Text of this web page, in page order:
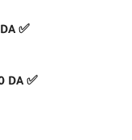
✅ Samsung M02 : 2/32 GB prix : 20.500 DA
✅ Samsung M31s : 6/128 GB prix : 50.000 DA